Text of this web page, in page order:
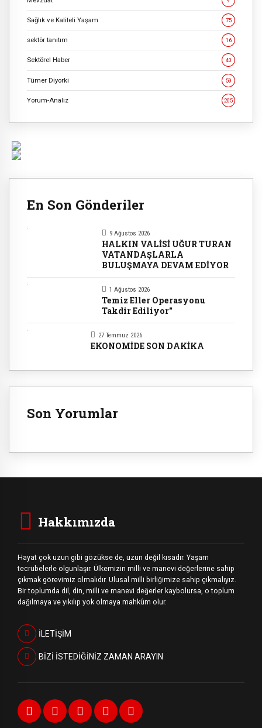
Sağlık ve Kaliteli Yaşam 75
sektör tanıtım 16
Sektörel Haber 40
Tümer Diyorki 59
Yorum-Analiz 205
En Son Gönderiler
9 Ağustos 2026
HALKIN VALİSİ UĞUR TURAN
VATANDAŞLARLA
BULUŞMAYA DEVAM EDİYOR
1 Ağustos 2026
Temiz Eller Operasyonu
Takdir Ediliyor"
27 Temmuz 2026
EKONOMİDE SON DAKİKA
Son Yorumlar
Hakkımızda
Hayat çok uzun gibi gözükse de, uzun değil kısadır. Yaşam
tecrübelerle olgunlaşır. Ülkemizin milli ve manevi değerlerine sahip
çıkmak görevimiz olmalıdır. Ulusal milli birliğimize sahip çıkmalıyız.
Bir toplumda dil, din, milli ve manevi değerler kaybolursa, o toplum
dağılmaya ve yıkılıp yok olmaya mahkûm olur.
İLETİŞİM
BİZİ İSTEDİĞİNİZ ZAMAN ARAYIN